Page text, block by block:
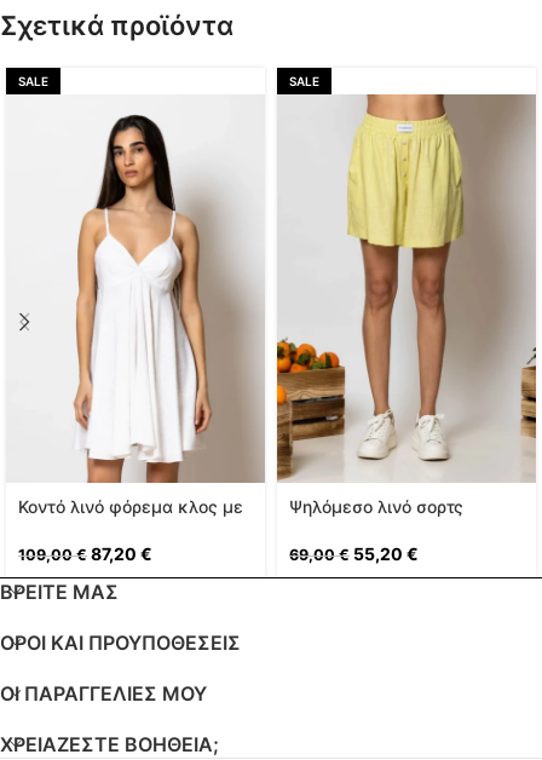
Σχετικά προϊόντα
SALE
Κοντό λινό φόρεμα κλος με
109,00€ 87,20 €
SALE
Ψηλόμεσο λινό σορτς
69,00€ 55,20 €
ΒΡΕΙΤΕ ΜΑΣ
ΟΡΟΙ ΚΑΙ ΠΡΟΥΠΟΘΕΣΕΙΣ
ΟΙ ΠΑΡΑΓΓΕΛΊΕΣ ΜΟΥ
ΧΡΕΙΑΖΕΣΤΕ ΒΟΗΘΕΙΑ;